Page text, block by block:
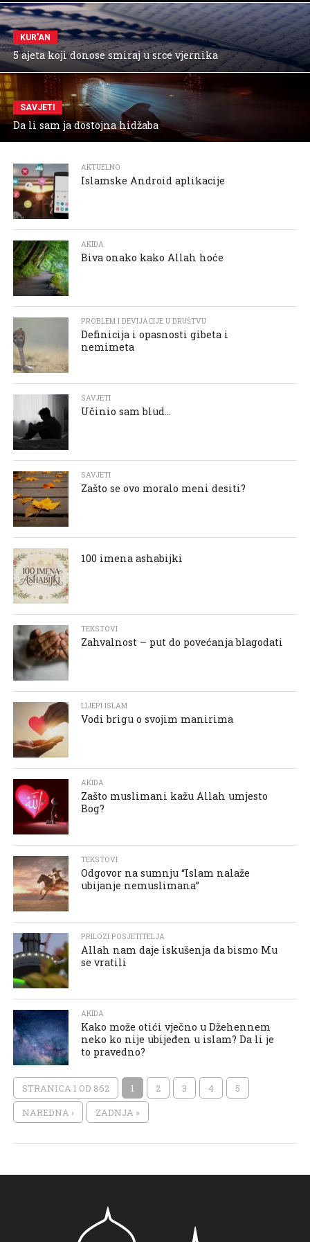
KUR'AN
5 ajeta koji donose smiraj u srce vjernika
SAVJETI
Da li sam ja dostojna hidžaba
AKTUELNO
Islamske Android aplikacije
AKIDA
Biva onako kako Allah hoće
PROBLEM I DEVIJACIJE U DRUŠTVU
Definicija i opasnosti gibeta i
nemimeta
SAVJETI
Učinio sam blud…
SAVJETI
Zašto se ovo moralo meni desiti?
100 imena ashabijki
TEKSTOVI
Zahvalnost – put do povećanja blagodati
LIJEPI ISLAM
Vodi brigu o svojim manirima
AKIDA
Zašto muslimani kažu Allah umjesto
Bog?
TEKSTOVI
Odgovor na sumnju “Islam nalaže
ubijanje nemuslimana”
PRILOZI POSJETITELJA
Allah nam daje iskušenja da bismo Mu
se vratili
AKIDA
Kako može otići vječno u Džehennem
neko ko nije ubijeđen u islam? Da li je
to pravedno?
STRANICA 1 OD 862 1 2 3 4 5
NAREDNA › ZADNJA »